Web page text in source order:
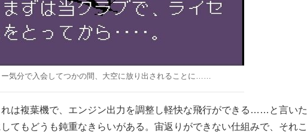
ー気分で入会してつかの間、大空に放り出されることに……
は複葉機で、エンジン出力を調整し軽快な飛行ができる……と言いた
てもどうも鈍重なきらいがある。宙返りができない仕組みで、それこ